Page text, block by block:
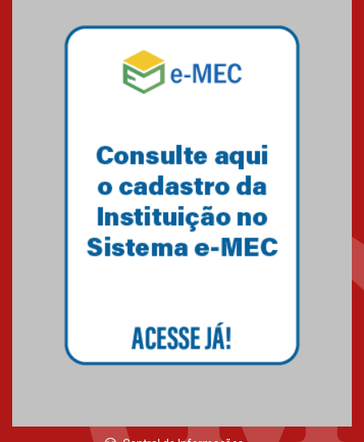
Pós-Asco: evento do HUEM
debate novidades sobre
estudos e tratamentos contra
o câncer
MackPesquisa 2026 prorroga
inscrições até 14 de agosto
15.06.2026